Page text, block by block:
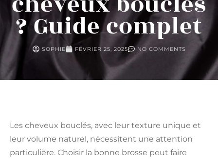
? Guide complet
SOPHIE FÉVRIER 25, 2025 NO COMMENTS
Les cheveux bouclés, avec leur texture unique et
leur volume naturel, nécessitent une attention
particulière. Choisir la bonne brosse peut faire